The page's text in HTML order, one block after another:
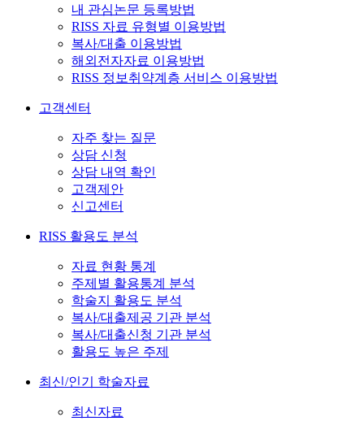
내 관심논문 등록방법
RISS 자료 유형별 이용방법
복사/대출 이용방법
해외전자자료 이용방법
RISS 정보취약계층 서비스 이용방법
고객센터
자주 찾는 질문
상담 신청
상담 내역 확인
고객제안
신고센터
RISS 활용도 분석
자료 현황 통계
주제별 활용통계 분석
학술지 활용도 분석
복사/대출제공 기관 분석
복사/대출신청 기관 분석
활용도 높은 주제
최신/인기 학술자료
최신자료